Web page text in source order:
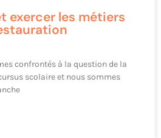
exercer les métiers
confrontés à la question de la
scolaire et nous sommes